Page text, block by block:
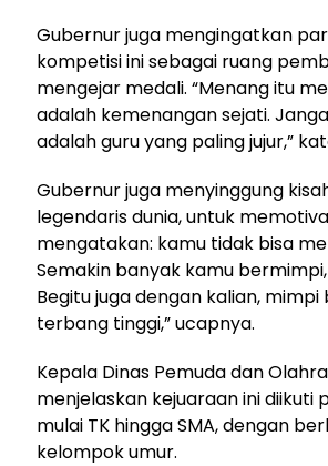
Gubernur juga mengingatkan
kompetisi ini sebagai ruang
mengejar medali. “Menang itu
adalah kemenangan sejati.
adalah guru yang paling jujur,”
Gubernur juga menyinggung
legendaris dunia, untuk
mengatakan: kamu tidak bisa
Semakin banyak kamu
Begitu juga dengan kalian,
terbang tinggi,” ucapnya.
Kepala Dinas Pemuda dan
menjelaskan kejuaraan ini diikuti
mulai TK hingga SMA, dengan
kelompok umur.